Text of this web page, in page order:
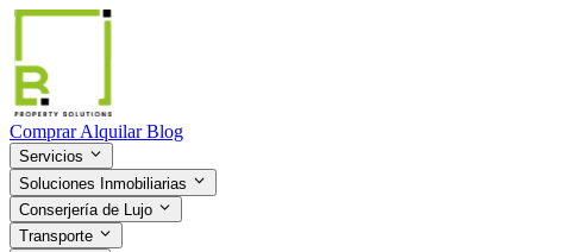
ComprarAlquilarBlog
Servicios
Soluciones Inmobiliarias
Conserjería de Lujo
Transporte